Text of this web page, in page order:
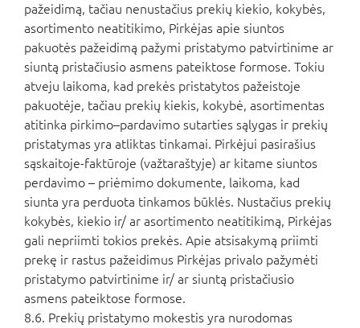
pažeidimą, tačiau nenustačius prekių kiekio, kokybės,
asortimento neatitikimo, Pirkėjas apie siuntos
pakuotės pažeidimą pažymi pristatymo patvirtinime ar
siuntą pristačiusio asmens pateiktose formose. Tokiu
atveju laikoma, kad prekės pristatytos pažeistoje
pakuotėje, tačiau prekių kiekis, kokybė, asortimentas
atitinka pirkimo–pardavimo sutarties sąlygas ir prekių
pristatymas yra atliktas tinkamai. Pirkėjui pasirašius
sąskaitoje-faktūroje (važtaraštyje) ar kitame siuntos
perdavimo – priėmimo dokumente, laikoma, kad
siunta yra perduota tinkamos būklės. Nustačius prekių
kokybės, kiekio ir/ ar asortimento neatitikimą, Pirkėjas
gali nepriimti tokios prekės. Apie atsisakymą priimti
prekę ir rastus pažeidimus Pirkėjas privalo pažymėti
pristatymo patvirtinime ir/ ar siuntą pristačiusio
asmens pateiktose formose.
8.6. Prekių pristatymo mokestis yra nurodomas